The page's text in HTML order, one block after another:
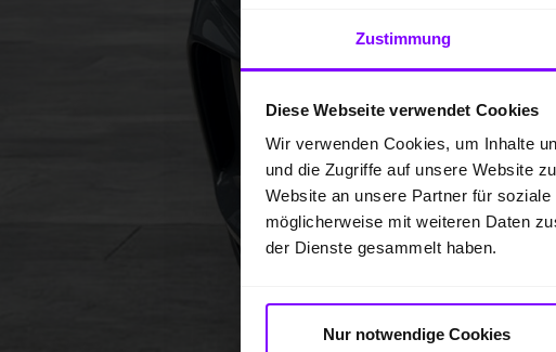
Zustimmung
Diese Webseite verwendet Cookies
Wir verwenden Cookies, um Inhalte
und die Zugriffe auf unsere Website
Website an unsere Partner für
möglicherweise mit weiteren Daten
der Dienste gesammelt haben.
Nur notwendige Cookies